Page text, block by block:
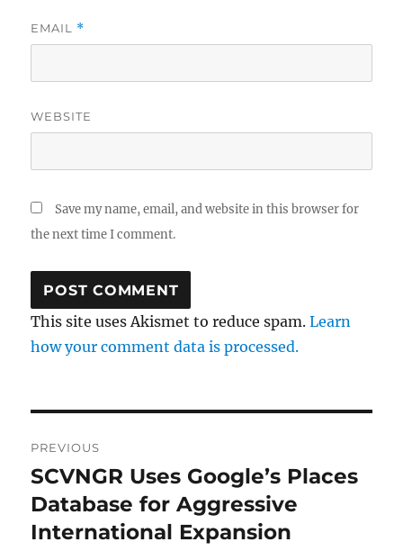
EMAIL *
WEBSITE
Save my name, email, and website in this browser for
the next time I comment.
This site uses Akismet to reduce spam.Learn
how your comment data is processed.
navigation
PREVIOUS
Previous
post:
SCVNGR Uses Google’s Places
Database for Aggressive
International Expansion